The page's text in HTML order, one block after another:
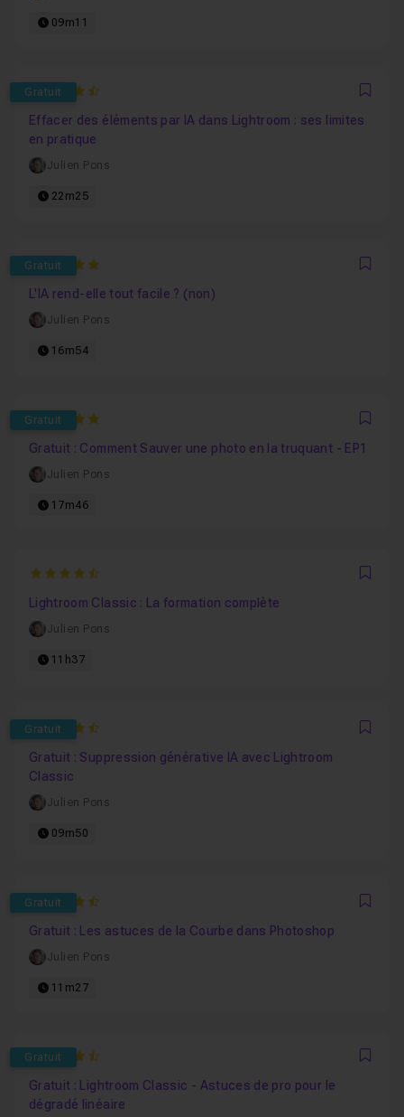
09m11
Gratuit
4.5
Effacer des éléments par IA dans Lightroom : ses limites
en pratique
Julien Pons
22m25
Gratuit
5
L'IA rend-elle tout facile ? (non)
Julien Pons
16m54
Gratuit
5
Gratuit : Comment Sauver une photo en la truquant - EP1
Julien Pons
17m46
4.6578947368421
Lightroom Classic : La formation complète
Julien Pons
11h37
Gratuit
4.9166666666667
Gratuit : Suppression générative IA avec Lightroom
Classic
Julien Pons
09m50
Gratuit
4.8571428571429
Gratuit : Les astuces de la Courbe dans Photoshop
Julien Pons
11m27
Gratuit
4.7272727272727
Gratuit : Lightroom Classic - Astuces de pro pour le
dégradé linéaire